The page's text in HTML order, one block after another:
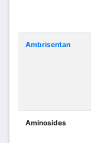
Ambrisentan
Aminosides